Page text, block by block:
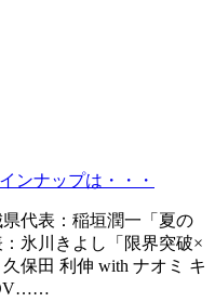
ンナップは・・・
代表：稲垣潤一「夏の
氷川きよし「限界突破×
保田 利伸 with ナオミ キ